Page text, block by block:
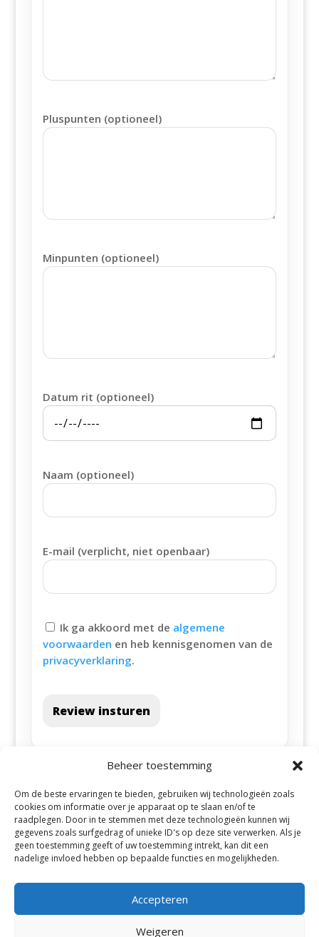
Beheer toestemming
Om de beste ervaringen te bieden, gebruiken wij technologieën zoals
cookies om informatie over je apparaat op te slaan en/of te
raadplegen. Door in te stemmen met deze technologieën kunnen wij
gegevens zoals surfgedrag of unieke ID's op deze site verwerken. Als je
geen toestemming geeft of uw toestemming intrekt, kan dit een
nadelige invloed hebben op bepaalde functies en mogelijkheden.
Accepteren
Weigeren
Pluspunten (optioneel)
Minpunten (optioneel)
Datum rit (optioneel)
Naam (optioneel)
E-mail (verplicht, niet openbaar)
Ik ga akkoord met de algemene
voorwaarden en heb kennisgenomen van de
privacyverklaring.
Review insturen
Alle steden